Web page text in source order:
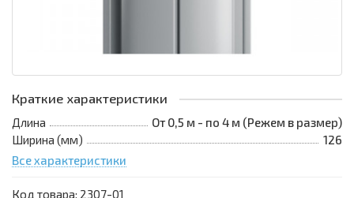
Краткие характеристики
Длина
От 0,5 м - по 4 м (Режем в размер)
Ширина (мм)
126
Все характеристики
Код товара: 2307-01